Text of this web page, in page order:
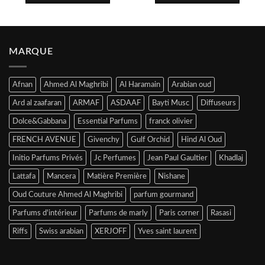
MARQUE
Afnan Ahmed Al Maghribi Al Haramain Arabian oud
Ard al zaafaran ARMAF ASDAAF Bayti Musc Diffuseurs
Dolce&Gabbana Essential Parfums franck olivier
FRENCH AVENUE Givenchy Gulf Orchid Hind Al Oud
Initio Parfums Privés Jc Perfumes Jean Paul Gaultier Khadlaj
Lattafa Mancera Matière Première Nishane
Oud Couture Ahmed Al Maghribi parfum gourmand
Parfums d'intérieur Parfums de marly Paris corner Rasasi
Riffs Swiss arabian XERJOFF Yves saint laurent